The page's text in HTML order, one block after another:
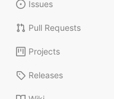
Issues
Pull Requests
Projects
Releases